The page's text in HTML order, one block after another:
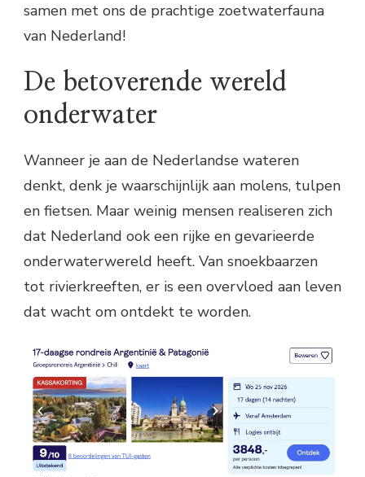
samen met ons de prachtige zoetwaterfauna
van Nederland!
De betoverende wereld
onderwater
Wanneer je aan de Nederlandse wateren
denkt, denk je waarschijnlijk aan molens, tulpen
en fietsen. Maar weinig mensen realiseren zich
dat Nederland ook een rijke en gevarieerde
onderwaterwereld heeft. Van snoekbaarzen
tot rivierkreeften, er is een overvloed aan leven
dat wacht om ontdekt te worden.